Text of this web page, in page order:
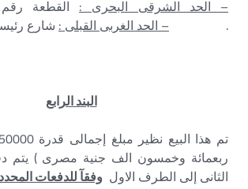
– الحد الشرقى البحرى :
. – الحد الغربى القبلى :شارع
البند الرابع
ربعمائة وخمسون الف جنية مصرى ) يتم
الثانى إلى الطرف الاول وفقآ للدفعات